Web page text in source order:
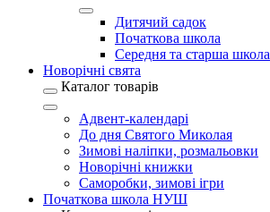
Дитячий садок
Початкова школа
Середня та старша школа
Новорічні свята
Каталог товарів
Адвент-календарі
До дня Святого Миколая
Зимові наліпки, розмальовки
Новорічні книжки
Саморобки, зимові ігри
Початкова школа НУШ